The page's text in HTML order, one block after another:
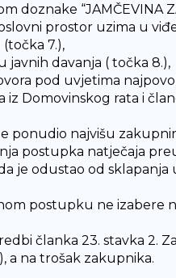
doznake “JAMČEVINA
prostor uzima u
7.),
davanja ( točka 8.),
pod uvjetima
Domovinskog rata i
ponudio najvišu
postupka natječaja
je odustao od sklapanja
postupku ne izabere
članka 23. stavka 2.
a na trošak zakupnika.